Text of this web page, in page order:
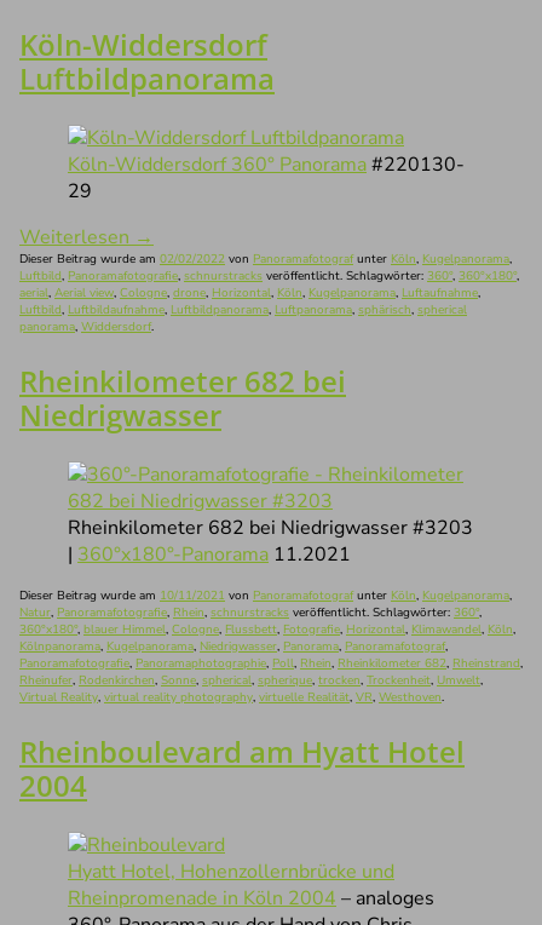
Köln-Widdersdorf
Luftbildpanorama
Köln-Widdersdorf 360° Panorama#220130-
29
Weiterlesen →
Dieser Beitrag wurde am 02/02/2022 von Panoramafotografunter Köln, Kugelpanorama,
Luftbild, Panoramafotografie, schnurstracks veröffentlicht. Schlagwörter: 360°, 360°x180°,
aerial, Aerial view, Cologne, drone, Horizontal, Köln, Kugelpanorama, Luftaufnahme,
Luftbild, Luftbildaufnahme, Luftbildpanorama, Luftpanorama, sphärisch, spherical
panorama, Widdersdorf.
Rheinkilometer 682 bei
Niedrigwasser
Rheinkilometer 682 bei Niedrigwasser #3203
| 360°x180°-Panorama 11.2021
Dieser Beitrag wurde am 10/11/2021 von Panoramafotografunter Köln, Kugelpanorama,
Natur, Panoramafotografie, Rhein, schnurstracks veröffentlicht. Schlagwörter: 360°,
360°x180°, blauer Himmel, Cologne, Flussbett, Fotografie, Horizontal, Klimawandel, Köln,
Kölnpanorama, Kugelpanorama, Niedrigwasser, Panorama, Panoramafotograf,
Panoramafotografie, Panoramaphotographie, Poll, Rhein, Rheinkilometer 682, Rheinstrand,
Rheinufer, Rodenkirchen, Sonne, spherical, spherique, trocken, Trockenheit, Umwelt,
Virtual Reality, virtual reality photography, virtuelle Realität, VR, Westhoven.
Rheinboulevard am Hyatt Hotel
2004
Hyatt Hotel, Hohenzollernbrücke und
Rheinpromenade in Köln 2004 – analoges